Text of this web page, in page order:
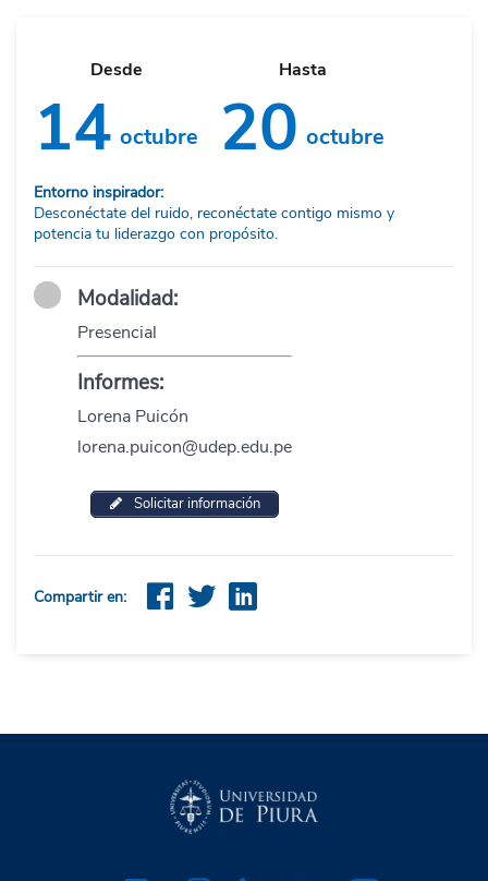
Desde
14 octubre
Hasta
20 octubre
Entorno inspirador:
Desconéctate del ruido, reconéctate contigo mismo y
potencia tu liderazgo con propósito.
Modalidad:
Presencial
Informes:
Lorena Puicón
lorena.puicon@udep.edu.pe
Solicitar información
Compartir en: